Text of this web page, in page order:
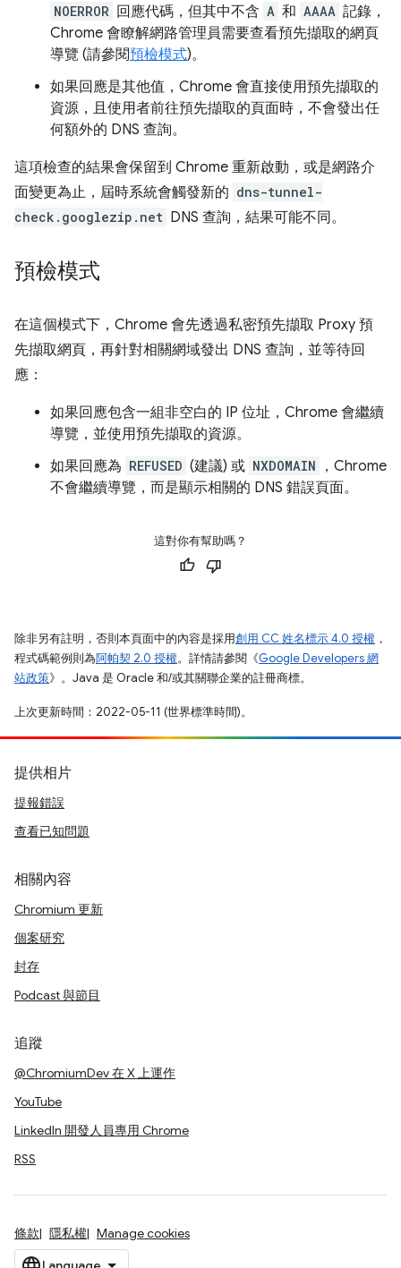
NOERROR 回應代碼，但其中不含 A 和 AAAA 記錄，
Chrome 會瞭解網路管理員需要查看預先擷取的網頁
導覽 (請參閱預檢模式)。
如果回應是其他值，Chrome 會直接使用預先擷取的
資源，且使用者前往預先擷取的頁面時，不會發出任
何額外的 DNS 查詢。
這項檢查的結果會保留到 Chrome 重新啟動，或是網路介
面變更為止，屆時系統會觸發新的 dns-tunnel-
check.googlezip.net DNS 查詢，結果可能不同。
預檢模式
在這個模式下，Chrome 會先透過私密預先擷取 Proxy 預
先擷取網頁，再針對相關網域發出 DNS 查詢，並等待回
應：
如果回應包含一組非空白的 IP 位址，Chrome 會繼續
導覽，並使用預先擷取的資源。
如果回應為 REFUSED (建議) 或 NXDOMAIN
，Chrome
不會繼續導覽，而是顯示相關的 DNS 錯誤頁面。
這對你有幫助嗎？
除非另有註明，否則本頁面中的內容是採用創用 CC 姓名標示 4.0 授權 ，
程式碼範例則為阿帕契 2.0 授權。詳情請參閱《Google Developers 網
站政策》。Java 是 Oracle 和/或其關聯企業的註冊商標。
上次更新時間：2022-05-11 (世界標準時間)。
提供相片
提報錯誤
查看已知問題
相關內容
Chromium 更新
個案研究
封存
Podcast 與節目
追蹤
@ChromiumDev 在 X 上運作
YouTube
LinkedIn 開發人員專用 Chrome
RSS
條款 隱私權 Manage cookies